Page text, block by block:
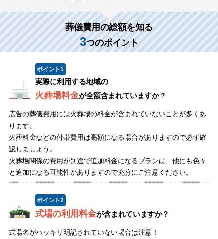
葬儀費用の総額を知る
3つのポイント
ポイント1
実際に利用する地域の
火葬場料金が全額含まれていますか？
広告の葬儀費用には火葬場の料金が含まれていないことが多くあ
ります。
火葬料金などの付帯費用は高額になる場合がありますので必ず確
認しましょう。
火葬場関係の費用が別途で追加料金になるプランは、他にも色々
と追加になる可能性がありますので充分にご注意ください。
ポイント2
式場の利用料金が含まれていますか？
式場名がハッキリ明記されていない場合は注意！